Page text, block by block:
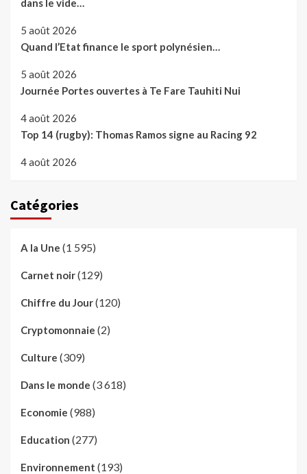
5 août 2026
Quand l’Etat finance le sport polynésien…
5 août 2026
Journée Portes ouvertes à Te Fare Tauhiti Nui
4 août 2026
Top 14 (rugby): Thomas Ramos signe au Racing 92
4 août 2026
Catégories
A la Une (1 595)
Carnet noir(129)
Chiffre du Jour(120)
Cryptomonnaie (2)
Culture (309)
Dans le monde (3 618)
Economie (988)
Education (277)
Environnement (193)